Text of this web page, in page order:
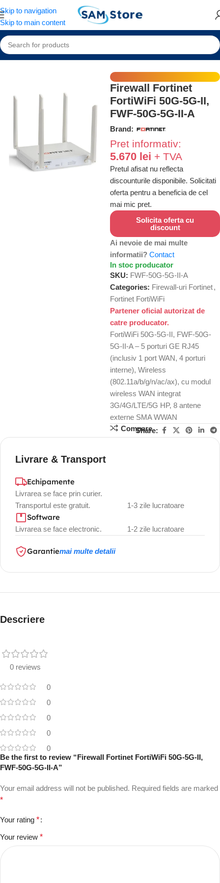
Skip to navigation
Skip to main content
Home/ Echipamente retea/ Firewall-uri/ Firewall-uri Fortinet
Firewall Fortinet
FortiWiFi 50G-5G-II,
FWF-50G-5G-II-A
Brand:
5.670 lei
Pretul afisat nu reflecta
discounturile disponibile. Solicitati
oferta pentru a beneficia de cel
mai mic pret.
Solicita oferta cu
discount
Ai nevoie de mai multe
informatii? Contact
In stoc producator
SKU: FWF-50G-5G-II-A
Categories: Firewall-uri Fortinet,
Fortinet FortiWiFi
Partener oficial autorizat de
catre producator.
FortiWiFi 50G-5G-II, FWF-50G-
5G-II-A – 5 porturi GE RJ45
(inclusiv 1 port WAN, 4 porturi
interne), Wireless
(802.11a/b/g/n/ac/ax), cu modul
wireless WAN integrat
3G/4G/LTE/5G HP, 8 antene
externe SMA WWAN
Compare
Share:
Livrare & Transport
Echipamente
Livrarea se face prin curier.
Transportul este gratuit.
1-3 zile lucratoare
Software
Livrarea se face electronic. 1-2 zile lucratoare
Garantiemai multe detalii
Descriere
0 reviews
0
0
0
0
0
Be the first to review “Firewall Fortinet FortiWiFi 50G-5G-II,
FWF-50G-5G-II-A”
Your email address will not be published. Required fields are marked
*
Your rating *
Your review *